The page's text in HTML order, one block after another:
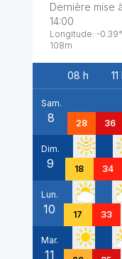
Dernière mise
14:00
Longitude: -0.39
108m
Date
08 h 11
Sam.
8 28 36
Dim.
9 18 34
Lun.
10 17 33
Mar.
11